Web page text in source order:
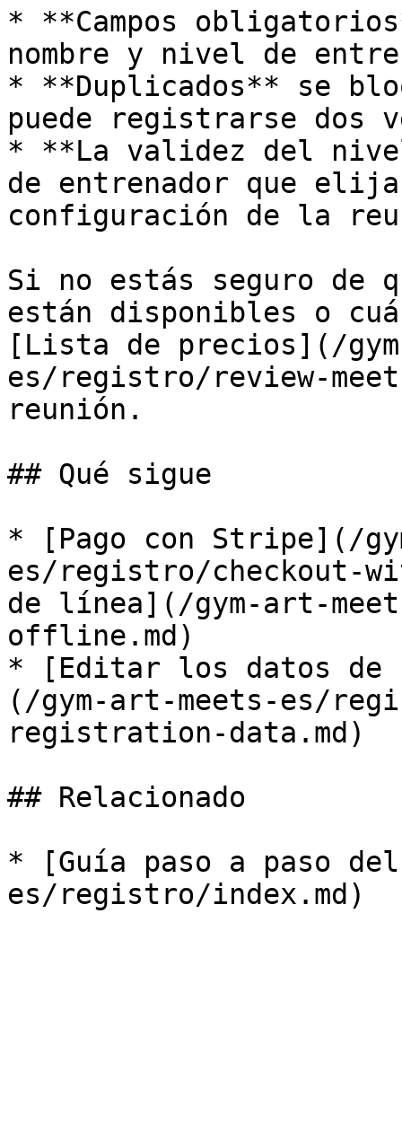
* **Campos
nombre y nivel de
* **Duplicados** se
puede registrarse dos
* **La validez del
de entrenador que
configuración de la
Si no estás seguro de
están disponibles o
[Lista de precios](/
es/registro/review-
reunión.
## Qué sigue
* [Pago con Stripe](/
es/registro/checkout-
de línea](/gym-art-
offline.md)
* [Editar los datos de
(/gym-art-meets-es/
registration-data.md)
## Relacionado
* [Guía paso a paso